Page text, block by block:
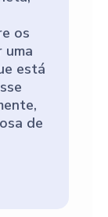
os
uma
está
de